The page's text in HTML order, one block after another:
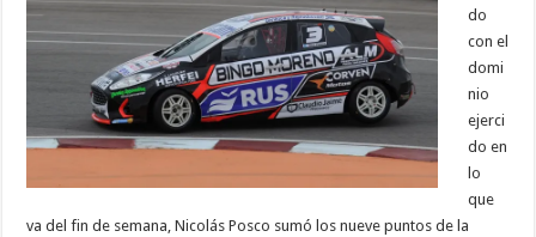
do
con el
domi
nio
ejerci
do en
lo
que
va del fin de semana, Nicolás Posco sumó los nueve puntos de la